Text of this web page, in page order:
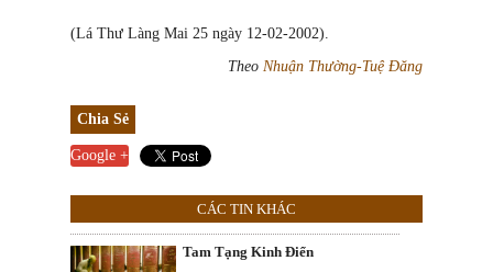
(Lá Thư Làng Mai 25 ngày 12-02-2002).
Theo Nhuận Thường-Tuệ Đăng
Chia Sẻ
Google +
CÁC TIN KHÁC
Tam Tạng Kinh Điển